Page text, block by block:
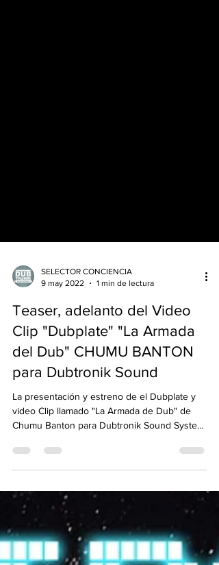
9 may 2022
1 min de lectura
Teaser, adelanto del Video
Clip "Dubplate" "La Armada
del Dub" CHUMU BANTON
para Dubtronik Sound
La presentación y estreno de el Dubplate y
será el...